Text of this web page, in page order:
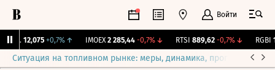
Войти
12,075 +0,7%↑ IMOEX 2 285,44 -0,7%↓ RTSI 889,62 -0,7%↓ RGBI
Ситуация на топливном рынке: меры, динамика, прогнозы